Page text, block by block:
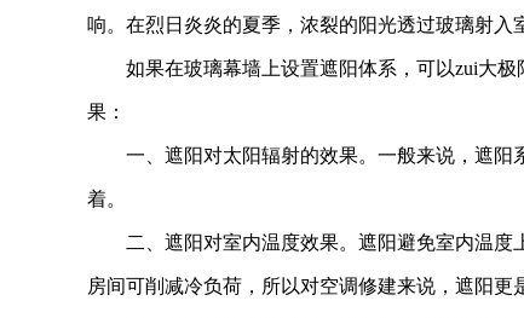
响。在烈日炎炎的夏季，浓裂的阳光透过玻璃射入
如果在玻璃幕墙上设置遮阳体系，可以zui大
果：
一、遮阳对太阳辐射的效果。一般来说，遮阳
着。
二、遮阳对室内温度效果。遮阳避免室内温
房间可削减冷负荷，所以对空调修建来说，遮阳更